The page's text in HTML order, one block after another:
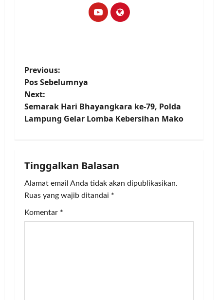
P
o
s
a
v
i
Previous:
Pos Sebelumnya
Next:
Semarak Hari Bhayangkara ke-79, Polda
Lampung Gelar Lomba Kebersihan Mako
Tinggalkan Balasan
Alamat email Anda tidak akan dipublikasikan.
Ruas yang wajib ditandai *
Komentar *